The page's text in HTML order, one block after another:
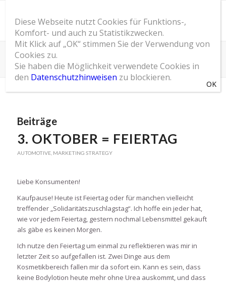
Schlagwortarchiv für: Urea
Du bist hier: Startseite / SOM Blog / Urea
Beiträge
3. OKTOBER = FEIERTAG
AUTOMOTIVE, MARKETING STRATEGY
Liebe Konsumenten!
Kaufpause! Heute ist Feiertag oder für manchen vielleicht
treffender „Solidaritätszuschlagstag“. Ich hoffe ein jeder hat,
wie vor jedem Feiertag, gestern nochmal Lebensmittel gekauft
als gäbe es keinen Morgen.
Ich nutze den Feiertag um einmal zu reflektieren was mir in
letzter Zeit so aufgefallen ist. Zwei Dinge aus dem
Kosmetikbereich fallen mir da sofort ein. Kann es sein, dass
keine Bodylotion heute mehr ohne Urea auskommt, und dass
Diese Webseite nutzt Cookies für Funktions-,
Komfort- und auch zu Statistikzwecken.
Mit Klick auf „OK“ stimmen Sie der Verwendung von
Cookies zu.
Sie haben die Möglichkeit verwendete Cookies in
den Datenschutzhinweisen zu blockieren.